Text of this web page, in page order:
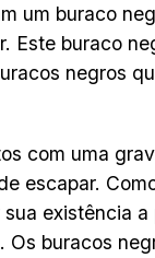
um buraco
Este buraco
negros
com uma
escapar.
existência
Os buracos